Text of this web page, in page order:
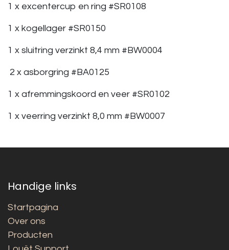
1 x excentercup en ring #SR0108
1 x kogellager #SR0150
1 x sluitring verzinkt 8,4 mm #BW0004
2 x asborgring #BA0125
1 x afremmingskoord en veer #SR0102
1 x veerring verzinkt 8,0 mm #BW0007
Handige links
Startpagina
Over ons
Producten